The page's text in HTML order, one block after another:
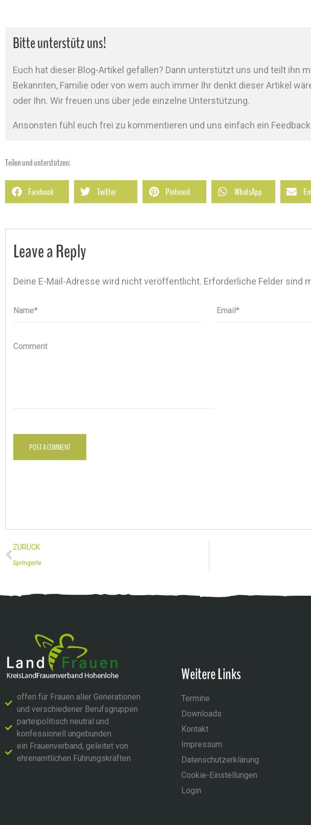
Bitte unterstütz uns!
Euch hat dieser Blog-Artikel gefallen? Dann unterstützt uns und teilt ihn
Bekannten, Familie oder von wem auch immer Ihr denkt dieser Artikel
oder Ihn. Wir freuen uns über jede einzelne Unterstützung.
Ansonsten fühl euch frei zu kommentieren und uns einfach ein
Teilen und unterstützen:
Facebook Twitter Pinterest WhatsApp
Leave a Reply
Deine E-Mail-Adresse wird nicht veröffentlicht. Erforderliche Felder sind
Name*
Name Email*
Email
Comment
POST A COMMENT
ZURÜCK
Springerle
offen für Frauen aller Generationen
und verschiedener Berufsgruppen
parteipolitisch neutral und
konfessionell ungebunden
ein Frauenverband, geleitet von
ehrenamtlichen Führungskräften
Weitere Links
Termine
Downloads
Kontakt
Impressum
Datenschutzerklärung
Cookie-Einstellungen
Login